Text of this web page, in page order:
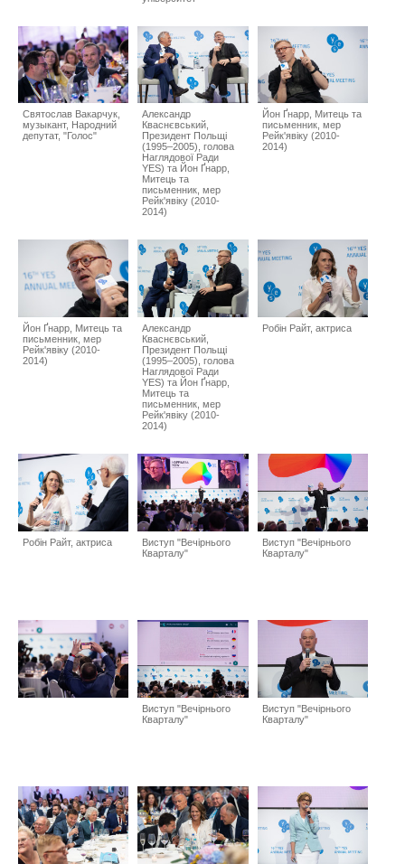
Святослав Вакарчук,
музыкант, Народний
депутат, "Голос"
Александр
Кваснєвський,
Президент Польщі
(1995–2005), голова
Наглядової Ради
YES) та Йон Ґнарр,
Митець та
письменник, мер
Рейк'явіку (2010-
2014)
Йон Ґнарр, Митець та
письменник, мер
Рейк'явіку (2010-
2014)
Йон Ґнарр, Митець та
письменник, мер
Рейк'явіку (2010-
2014)
Александр
Кваснєвський,
Президент Польщі
(1995–2005), голова
Наглядової Ради
YES) та Йон Ґнарр,
Митець та
письменник, мер
Рейк'явіку (2010-
2014)
Робін Райт, актриса
Робін Райт, актриса
Виступ "Вечірнього
Кварталу"
Виступ "Вечірнього
Кварталу"
Виступ "Вечірнього
Кварталу"
Виступ "Вечірнього
Кварталу"